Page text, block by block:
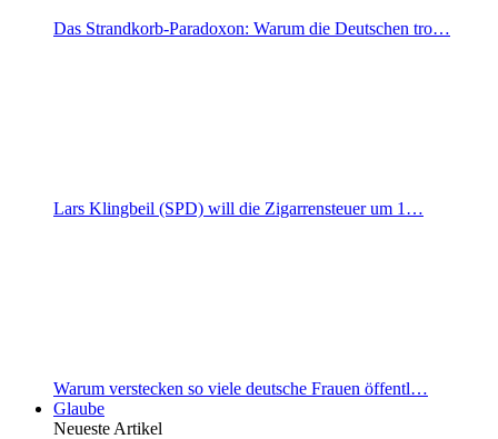
Das Strandkorb-Paradoxon: Warum die Deutschen tro…
Lars Klingbeil (SPD) will die Zigarrensteuer um 1…
Warum verstecken so viele deutsche Frauen öffentl…
Glaube
Neueste Artikel